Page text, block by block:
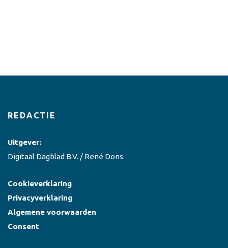
REDACTIE
Uitgever:
Digitaal Dagblad B.V. / René Dons
Cookieverklaring
Privacyverklaring
Algemene voorwaarden
Consent